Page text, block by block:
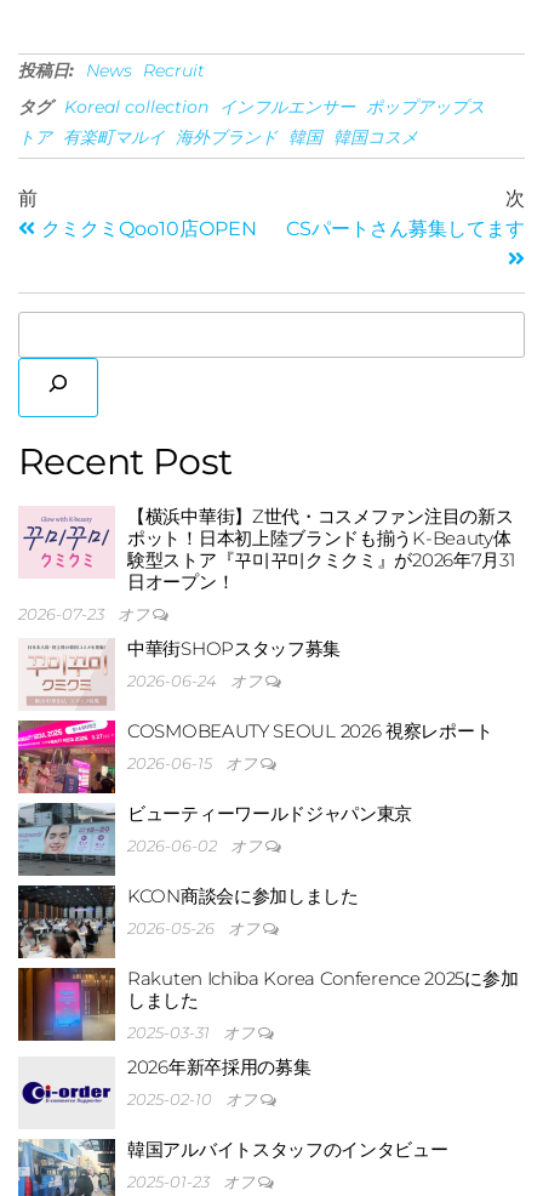
イ・オ
もれ
投稿日: News Recruit
タグ
Koreal collection インフルエンサー ポップアップス
トア 有楽町マルイ 海外ブランド 韓国 韓国コスメ
前
クミクミQoo10店OPEN
次
CSパートさん募集してます
Recent Post
【横浜中華街】Z世代・コスメファン注目の新ス
ポット！日本初上陸ブランドも揃うK-Beauty体
験型ストア『꾸미꾸미クミクミ』が2026年7月31
日オープン！
2026-07-23 オフ
中華街SHOPスタッフ募集
2026-06-24 オフ
COSMOBEAUTY SEOUL 2026 視察レポート
2026-06-15 オフ
ビューティーワールドジャパン東京
2026-06-02 オフ
KCON商談会に参加しました
2026-05-26 オフ
Rakuten Ichiba Korea Conference 2025に参加
しました
2025-03-31 オフ
2026年新卒採用の募集
2025-02-10 オフ
韓国アルバイトスタッフのインタビュー
2025-01-23 オフ